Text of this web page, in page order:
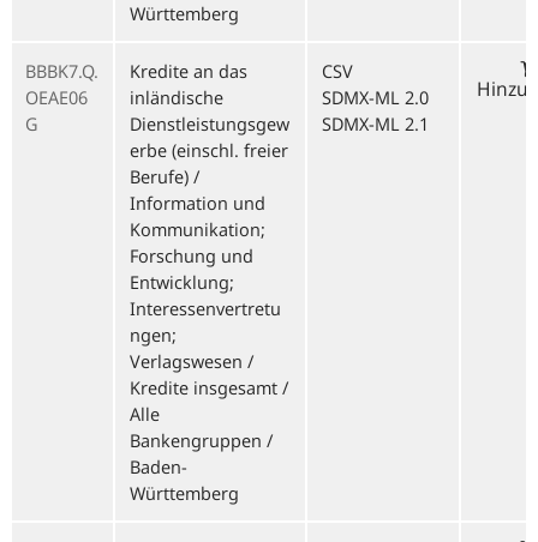
Württemberg
BBBK7.Q.
OEAE06
G
Kredite an das
inländische
Dienstleistungsgew
erbe (einschl. freier
Berufe) /
Information und
Kommunikation;
Forschung und
Entwicklung;
Interessenvertretu
ngen;
Verlagswesen /
Kredite insgesamt /
Alle
Bankengruppen /
Baden-
Württemberg
CSV
SDMX-ML 2.0
SDMX-ML 2.1